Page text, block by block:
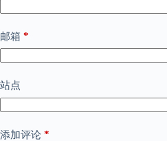
邮箱 *
站点
添加评论 *